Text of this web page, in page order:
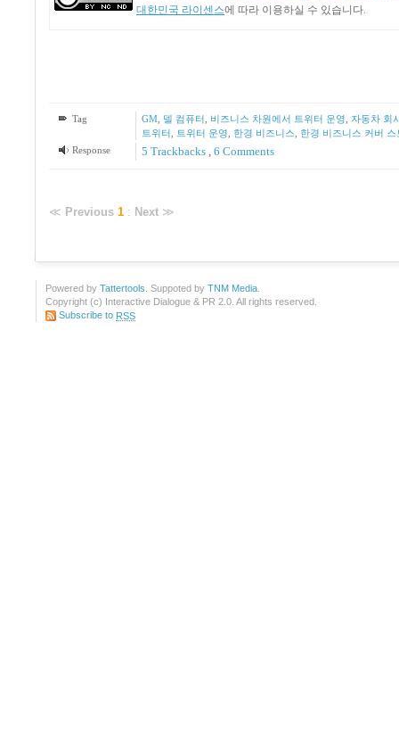
대한민국 라이센스에 따라 이용하실 수 있습니다.
Tag GM, 델 컴퓨터 비즈니스 차원에서 트위터 운영
자동차 회
트위터
트위터 운영 한경 비즈니스
한경 비즈니스 커버 스
Response
5 Trackbacks , 6 Comments
≪ Previous 1 : Next ≫
Powered by Tattertools . Suppoted by TNM Media
Copyright (c) Interactive Dialogue & PR 2.0. All rights reserved.
Subscribe to RSS